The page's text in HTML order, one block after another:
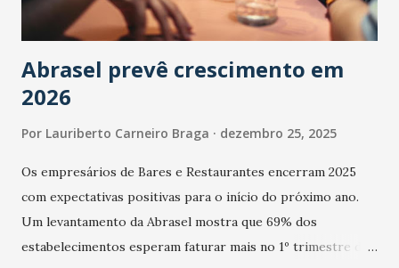
Abrasel prevê crescimento em
2026
Por Lauriberto Carneiro Braga dezembro 25, 2025
Os empresários de Bares e Restaurantes encerram 2025
com expectativas positivas para o início do próximo ano.
Um levantamento da Abrasel mostra que 69% dos
estabelecimentos esperam faturar mais no 1º trimestre de